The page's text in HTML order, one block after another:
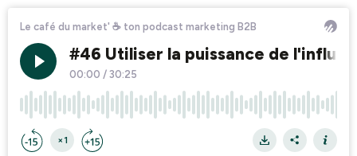
Le café du market' ☕ ton podcast marketing B2B
#46 Utiliser la puissance de
00:00 / 30:25
×1